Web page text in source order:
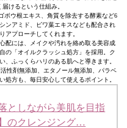
けるという仕組み。
ボウ根エキス、角質を除去する酵素など6
ンアミド、ビワ葉エキスなども配合され
アプローチしてくれます。
配には、メイクや汚れを絡め取る美容成
の「オイルクラッシュ処方」を採用。ク
、ふっくらハリのある肌へと導きます。
性剤無添加、エタノール無添加、パラベ
処方も、毎日安心して使えるポイント。
としながら美肌を目指
のクレンジング…